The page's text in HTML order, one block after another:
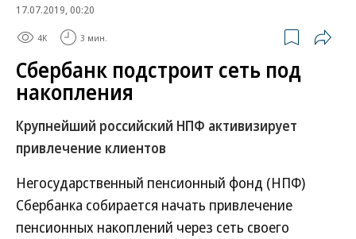
17.07.2019, 00:20
4K 3 мин.
Сбербанк подстроит сеть под
накопления
Крупнейший российский НПФ активизирует
привлечение клиентов
Негосударственный пенсионный фонд (НПФ)
Сбербанка собирается начать привлечение
пенсионных накоплений через сеть своего